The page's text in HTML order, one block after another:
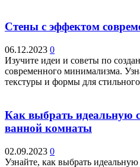
Стены с эффектом
06.12.2023 0
Изучите идеи и советы по
современного минимализма.
текстуры и формы для
Как выбрать идеальную
ванной комнаты
02.09.2023 0
Узнайте, как выбрать